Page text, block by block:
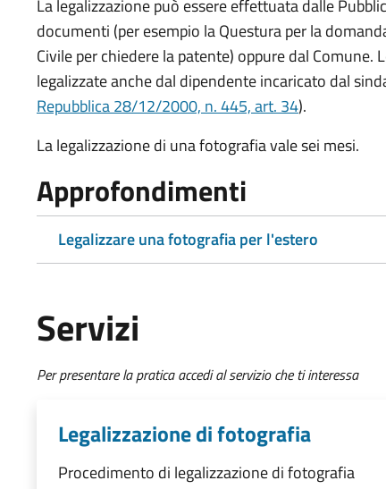
La legalizzazione può essere effettuata dalle
documenti (per esempio la Questura per la
Civile per chiedere la patente) oppure dal
legalizzate anche dal dipendente incaricato dal
Repubblica 28/12/2000, n. 445, art. 34).
La legalizzazione di una fotografia vale sei mesi.
Approfondimenti
Legalizzare una fotografia per l'estero
Servizi
Per presentare la pratica accedi al servizio che ti interessa
Legalizzazione di fotografia
Procedimento di legalizzazione di fotografia